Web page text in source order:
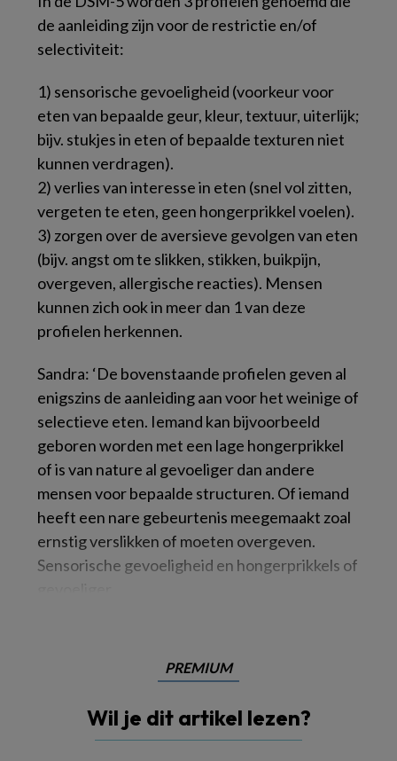
de aanleiding zijn voor de restrictie en/of
selectiviteit:
1) sensorische gevoeligheid (voorkeur voor
eten van bepaalde geur, kleur, textuur, uiterlijk;
bijv. stukjes in eten of bepaalde texturen niet
kunnen verdragen).
2) verlies van interesse in eten (snel vol zitten,
vergeten te eten, geen hongerprikkel voelen).
3) zorgen over de aversieve gevolgen van eten
(bijv. angst om te slikken, stikken, buikpijn,
overgeven, allergische reacties). Mensen
kunnen zich ook in meer dan 1 van deze
profielen herkennen.
Sandra: ‘De bovenstaande profielen geven al
enigszins de aanleiding aan voor het weinige of
selectieve eten. Iemand kan bijvoorbeeld
geboren worden met een lage hongerprikkel
of is van nature al gevoeliger dan andere
mensen voor bepaalde structuren. Of iemand
heeft een nare gebeurtenis meegemaakt zoal
ernstig verslikken of moeten overgeven.
Sensorische gevoeligheid en hongerprikkels of
PREMIUM
Wil je dit artikel lezen?